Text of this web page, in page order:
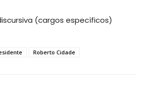
(cargos específicos)
Roberto Cidade